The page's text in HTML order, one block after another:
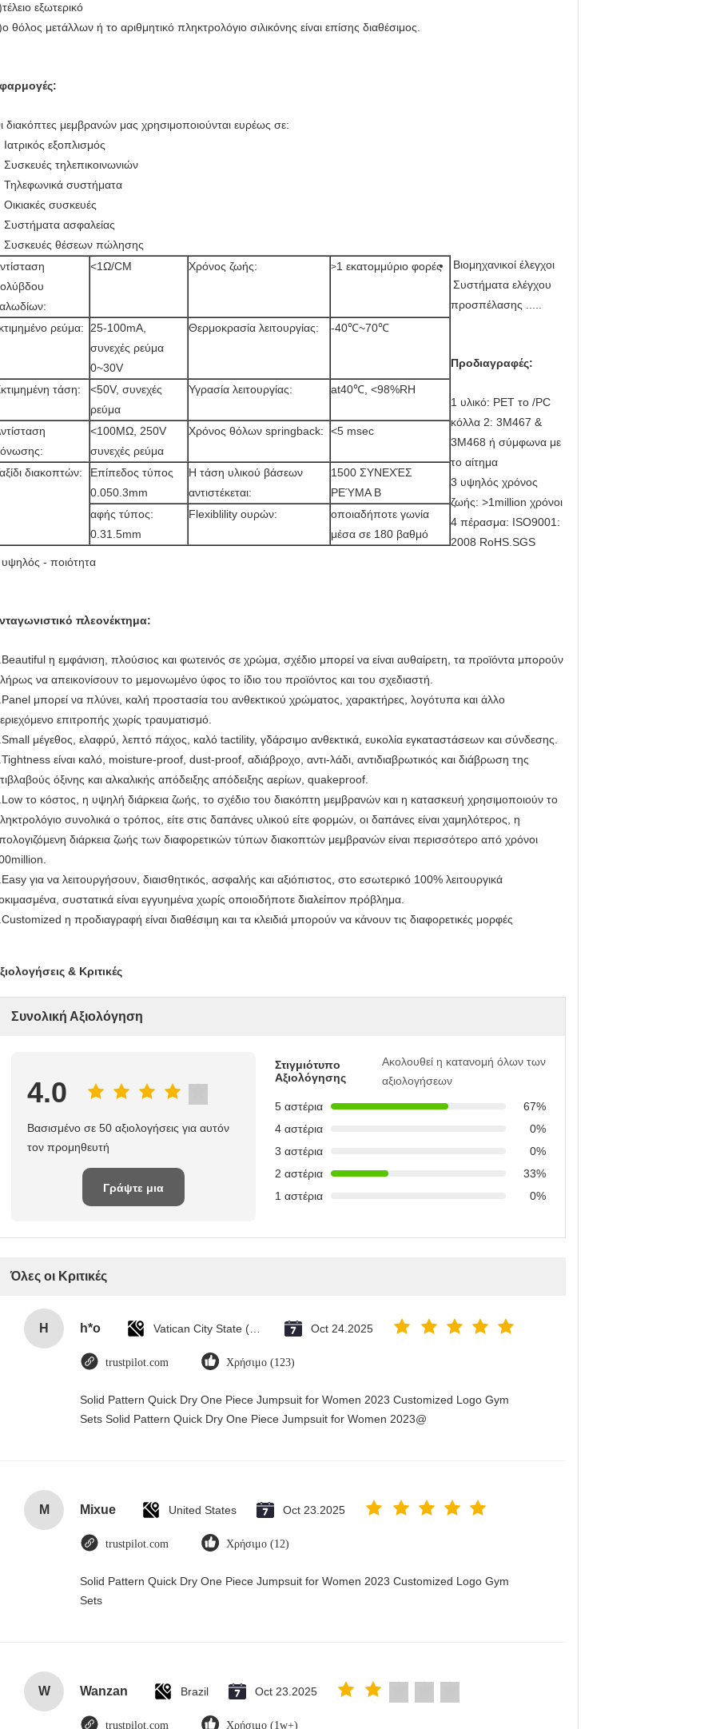
εξωτερικό
θόλος μετάλλων ή το αριθμητικό πληκτρολόγιο σιλικόνης είναι επίσης διαθέσιμος.
διακόπτες μεμβρανών μας χρησιμοποιούνται ευρέως σε:
Ιατρικός εξοπλισμός
Συσκευές τηλεπικοινωνιών
Τηλεφωνικά συστήματα
Οικιακές συσκευές
Συστήματα ασφαλείας
Συσκευές θέσεων πώλησης
<1Ω/CM Χρόνος ζωής: >1 εκατομμύριο φορές
ρεύμα:
25-100mA,
συνεχές ρεύμα
0~30V
Θερμοκρασία λειτουργίας: -40℃~70℃
τάση:
<50V, συνεχές
ρεύμα
Υγρασία λειτουργίας: at40℃, <98%RH
<100MΩ, 250V
συνεχές ρεύμα
Χρόνος θόλων springback: <5 msec
διακοπτών:
Επίπεδος τύπος
0.050.3mm
Η τάση υλικού βάσεων
αντιστέκεται:
1500 ΣΥΝΕΧΈΣ
ΡΕΎΜΑ Β
αφής τύπος:
0.31.5mm
Flexiblility ουρών:
οποιαδήποτε γωνία
μέσα σε 180 βαθμό
Βιομηχανικοί έλεγχοι
Συστήματα ελέγχου
προσπέλασης .....
Προδιαγραφές:
1 υλικό: PET το /PC
κόλλα 2: 3M467 &
3M468 ή σύμφωνα με
το αίτημα
3 υψηλός χρόνος
ζωής: >1million χρόνοι
4 πέρασμα: ISO9001:
2008 RoHS.SGS
- ποιότητα
πλεονέκτημα:
η εμφάνιση, πλούσιος και φωτεινός σε χρώμα, σχέδιο μπορεί να είναι αυθαίρετη, τα προϊόντα μπορούν
να απεικονίσουν το μεμονωμένο ύφος το ίδιο του προϊόντος και του σχεδιαστή.
μπορεί να πλύνει, καλή προστασία του ανθεκτικού χρώματος, χαρακτήρες, λογότυπα και άλλο
επιτροπής χωρίς τραυματισμό.
μέγεθος, ελαφρύ, λεπτό πάχος, καλό tactility, γδάρσιμο ανθεκτικά, ευκολία εγκαταστάσεων και σύνδεσης.
είναι καλό, moisture-proof, dust-proof, αδιάβροχο, αντι-λάδι, αντιδιαβρωτικός και διάβρωση της
όξινης και αλκαλικής απόδειξης απόδειξης αερίων, quakeproof.
το κόστος, η υψηλή διάρκεια ζωής, το σχέδιο του διακόπτη μεμβρανών και η κατασκευή χρησιμοποιούν το
συνολικά ο τρόπος, είτε στις δαπάνες υλικού είτε φορμών, οι δαπάνες είναι χαμηλότερος, η
διάρκεια ζωής των διαφορετικών τύπων διακοπτών μεμβρανών είναι περισσότερο από χρόνοι
για να λειτουργήσουν, διαισθητικός, ασφαλής και αξιόπιστος, στο εσωτερικό 100% λειτουργικά
συστατικά είναι εγγυημένα χωρίς οποιοδήποτε διαλείπον πρόβλημα.
η προδιαγραφή είναι διαθέσιμη και τα κλειδιά μπορούν να κάνουν τις διαφορετικές μορφές
& Κριτικές
Συνολική Αξιολόγηση
4.0
Βασισμένο σε 50 αξιολογήσεις για αυτόν
τον προμηθευτή
Γράψτε μια
Στιγμιότυπο
Αξιολόγησης
Ακολουθεί η κατανομή όλων των
αξιολογήσεων
5 αστέρια
67%
4 αστέρια
0%
3 αστέρια
0%
2 αστέρια
33%
1 αστέρια
0%
Όλες οι Κριτικές
H h*o Oct 24.2025
trustpilot.com Χρήσιμο (123)
Solid Pattern Quick Dry One Piece Jumpsuit for Women 2023 Customized Logo Gym
Sets Solid Pattern Quick Dry One Piece Jumpsuit for Women 2023@
M Mixue United States Oct 23.2025
trustpilot.com Χρήσιμο (12)
Solid Pattern Quick Dry One Piece Jumpsuit for Women 2023 Customized Logo Gym
Sets
W Wanzan Brazil Oct 23.2025
trustpilot.com Χρήσιμο (1w+)